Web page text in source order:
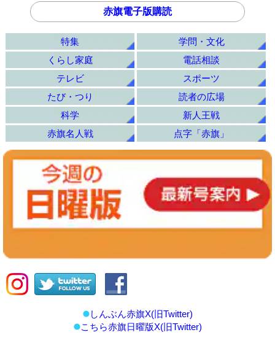
赤旗電子版購読
特集
学問・文化
くらし家庭
電話相談
テレビ
スポーツ
たび・つり
読者の広場
科学
新人王戦
赤旗名人戦
点字「赤旗」
しんぶん赤旗X(旧Twitter)
こちら赤旗日曜版X(旧Twitter)